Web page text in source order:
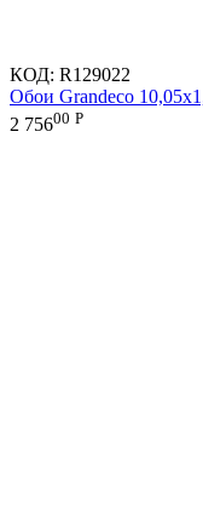
КОД: R129022
Обои Grandeco
2 75600 Р